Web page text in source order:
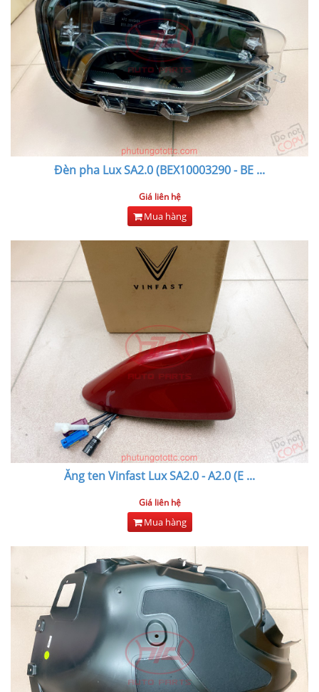
Đèn pha Lux SA2.0 (BEX10003290 - BE ...
Giá liên hệ
Mua hàng
Ăng ten Vinfast Lux SA2.0 - A2.0 (E ...
Giá liên hệ
Mua hàng